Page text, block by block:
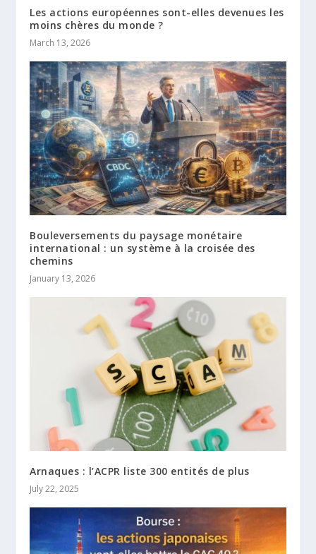
Les actions européennes sont-elles devenues les
moins chères du monde ?
March 13, 2026
Bouleversements du paysage monétaire
international : un système à la croisée des
chemins
January 13, 2026
Arnaques : l’ACPR liste 300 entités de plus
July 22, 2025